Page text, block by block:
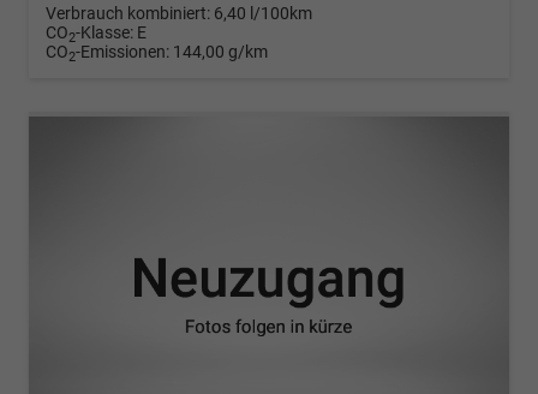
Verbrauch kombiniert: 6,40 l/100km
CO2-Klasse: E
CO2-Emissionen: 144,00 g/km